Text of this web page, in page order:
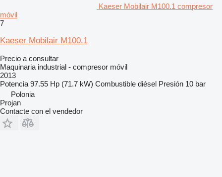
Kaeser Mobilair M100.1 compresor
móvil
7
Kaeser Mobilair M100.1
Precio a consultar
Maquinaria industrial - compresor móvil
2013
Potencia 97.55 Hp (71.7 kW) Combustible diésel Presión 10 bar
Polonia
Projan
Contacte con el vendedor